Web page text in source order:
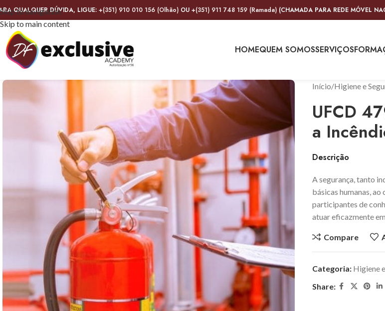
Skip to navigation
Skip to main content
QUALQUER DÚVIDA, LIGUE: +(351) 910 010 156 (Olhão) OU +(351) 911 748 159 (Ramada) (CHAMADA PARA REDE MÓVEL
HOMEQUEM SOMOSSERVIÇOS
Início Higiene e
UFCD
a
Descrição
A segurança, tanto
básicas humanas,
participantes de
atuar eficazmente
Compare
Categoria: Higiene
Share: